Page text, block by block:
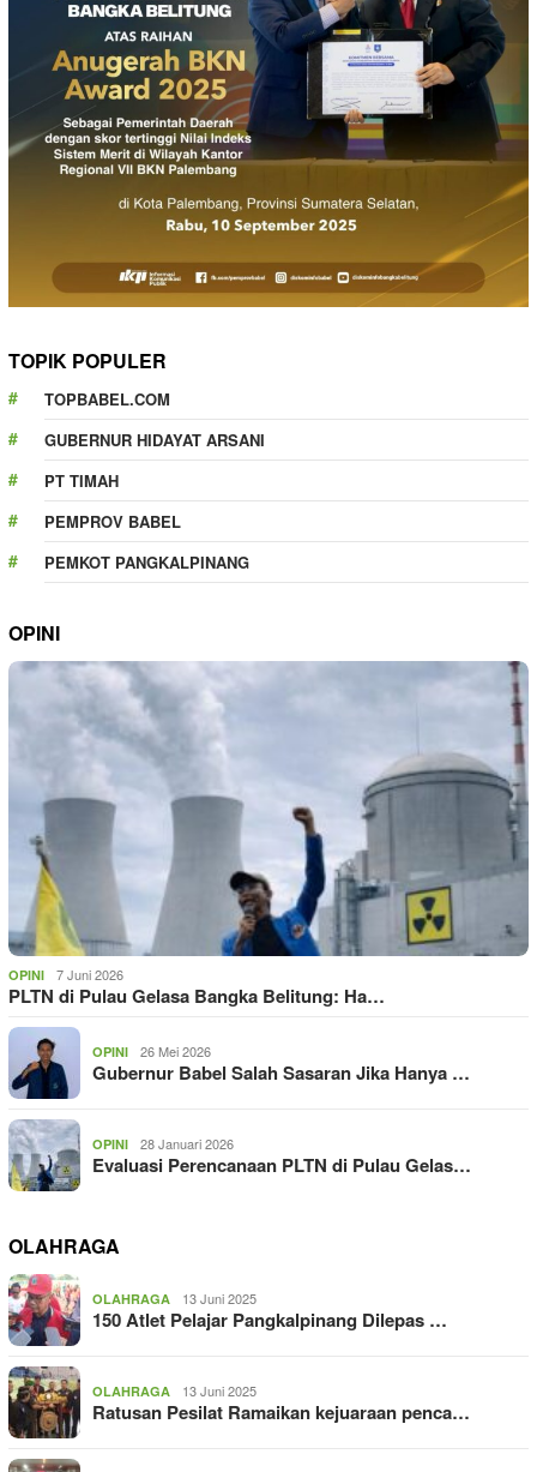
TOPIK POPULER
TOPBABEL.COM
GUBERNUR HIDAYAT ARSANI
PT TIMAH
PEMPROV BABEL
PEMKOT PANGKALPINANG
OPINI
OPINI 7 Juni 2026
PLTN di Pulau Gelasa Bangka Belitung: Ha…
OPINI 26 Mei 2026
Gubernur Babel Salah Sasaran Jika Hanya …
OPINI 28 Januari 2026
Evaluasi Perencanaan PLTN di Pulau Gelas…
OLAHRAGA
OLAHRAGA 13 Juni 2025
150 Atlet Pelajar Pangkalpinang Dilepas …
OLAHRAGA 13 Juni 2025
Ratusan Pesilat Ramaikan kejuaraan penca…